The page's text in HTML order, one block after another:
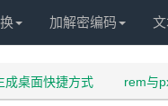
加解密编码
成桌面快捷方式 rem与